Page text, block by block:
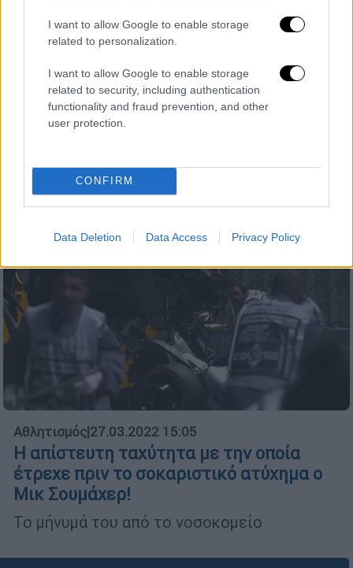
I want to allow Google to enable storage
related to personalization.
I want to allow Google to enable storage
related to security, including authentication
functionality and fraud prevention, and other
user protection.
CONFIRM
Data Deletion Data Access Privacy Policy
Αθλητισμός| 27.03.2022 21:39
Formula 1: Νικητής ο Φερστάπεν στη
Σαουδική Αραβία έπειτα από επική μάχη
με τον Λεκλέρκ - 10ος ο Χάμιλτον
Οδήγηση στο... Μαξ απ' τον Φερστάπεν που
Αθλητισμός|27.03.2022 15:05
Η απίστευτη ταχύτητα με την οποία
έτρεχε πριν το σοκαριστικό ατύχημα ο
Μικ Σουμάχερ!
Το μήνυμά του από το νοσοκομείο